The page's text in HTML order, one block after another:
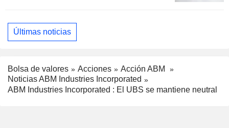
Últimas noticias
Bolsa de valores Acciones
Acción ABM
Noticias ABM Industries Incorporated
ABM Industries Incorporated : El UBS se mantiene neutral